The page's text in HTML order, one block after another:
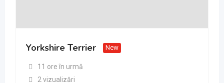
Yorkshire Terrier New
11 ore în urmă
2 vizualizări